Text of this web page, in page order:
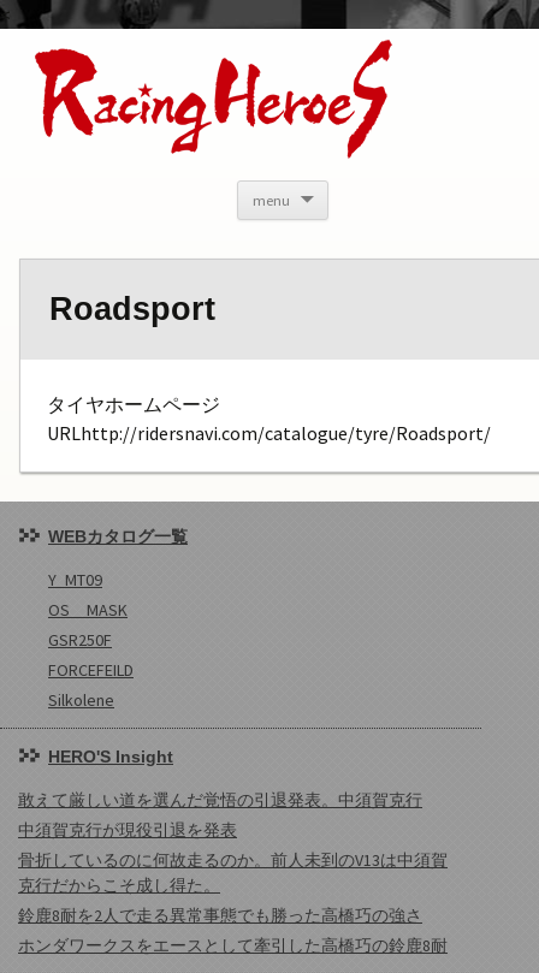
<
menu
Roadsport
タイヤホームページ
URLhttp://ridersnavi.com/catalogue/tyre/Roadsport/
WEBカタログ一覧
Y_MT09
OS MASK
GSR250F
FORCEFEILD
Silkolene
HERO'S Insight
敢えて厳しい道を選んだ覚悟の引退発表。中須賀克行
中須賀克行が現役引退を発表
骨折しているのに何故走るのか。前人未到のV13は中須賀
克行だからこそ成し得た。
鈴鹿8耐を2人で走る異常事態でも勝った高橋巧の強さ
ホンダワークスをエースとして牽引した高橋巧の鈴鹿8耐